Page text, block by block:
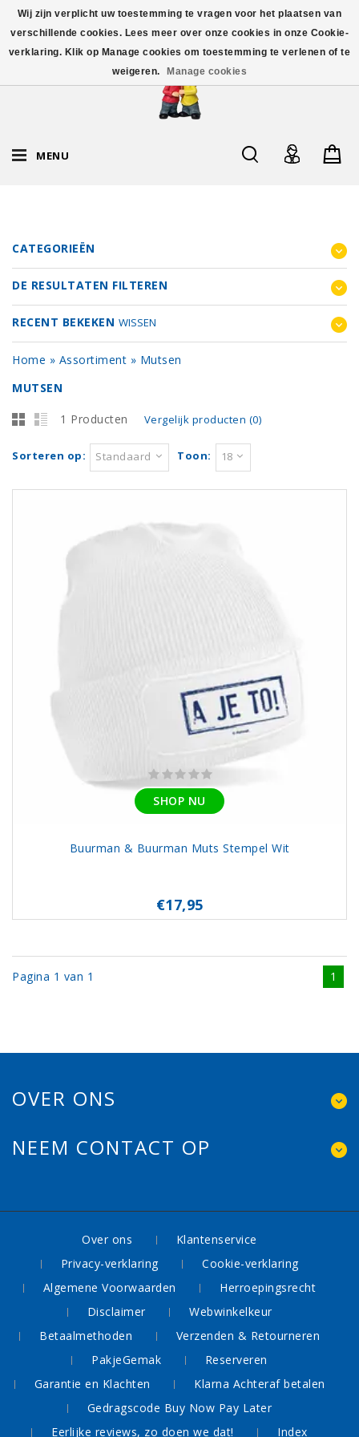
MENU
CATEGORIEËN
DE RESULTATEN FILTEREN
RECENT BEKEKEN WISSEN
Home » Assortiment » Mutsen
MUTSEN
1 Producten Vergelijk producten (0)
Sorteren op: Standaard Toon: 18
SHOP NU
Buurman & Buurman Muts Stempel Wit
€17,95
Pagina 1 van 1 1
OVER ONS
NEEM CONTACT OP
Over ons
Klantenservice
Privacy-verklaring
Cookie-verklaring
Algemene Voorwaarden
Herroepingsrecht
Disclaimer
Webwinkelkeur
Betaalmethoden
Verzenden & Retourneren
PakjeGemak
Reserveren
Garantie en Klachten
Klarna Achteraf betalen
Gedragscode Buy Now Pay Later
Eerlijke reviews, zo doen we dat!
Index
Wij zijn verplicht uw toestemming te vragen voor het plaatsen van
verschillende cookies. Lees meer over onze cookies in onze Cookie-
verklaring. Klik op Manage cookies om toestemming te verlenen of te
weigeren.
Manage cookies